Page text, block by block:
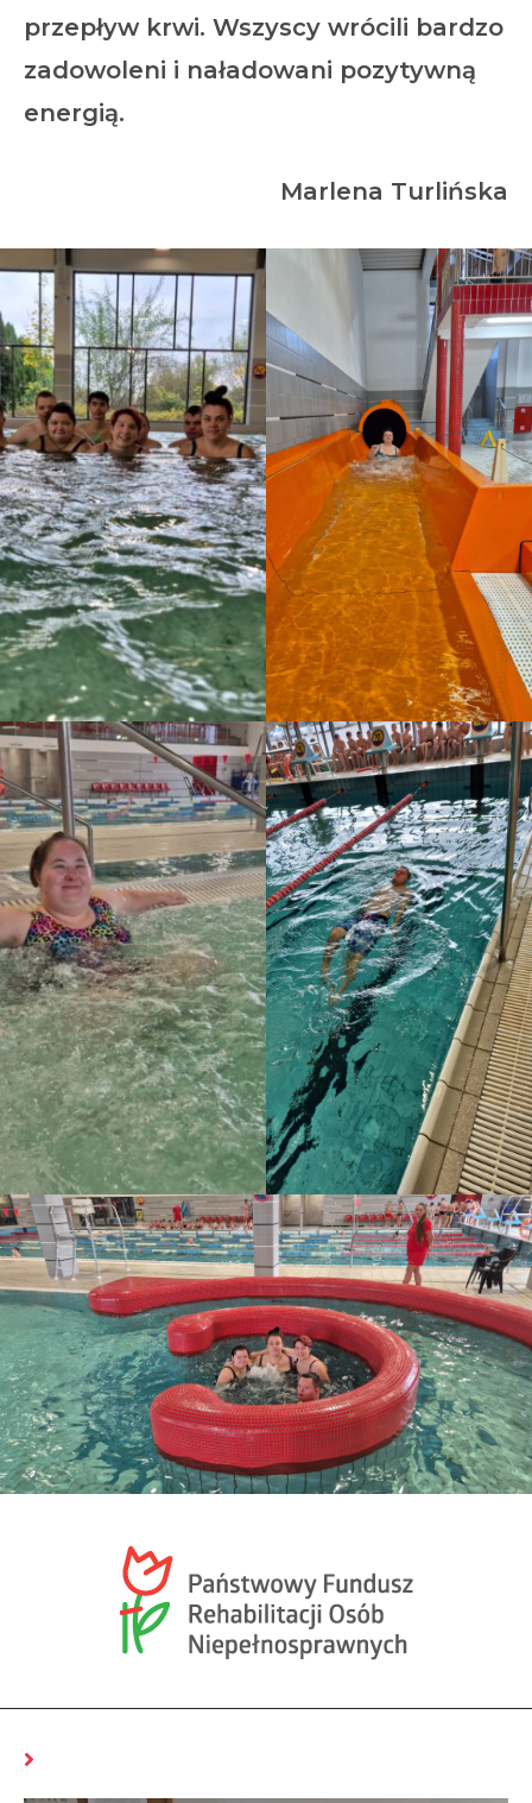
przepływ krwi. Wszyscy wrócili bardzo
zadowoleni i naładowani pozytywną
energią.
Marlena Turlińska